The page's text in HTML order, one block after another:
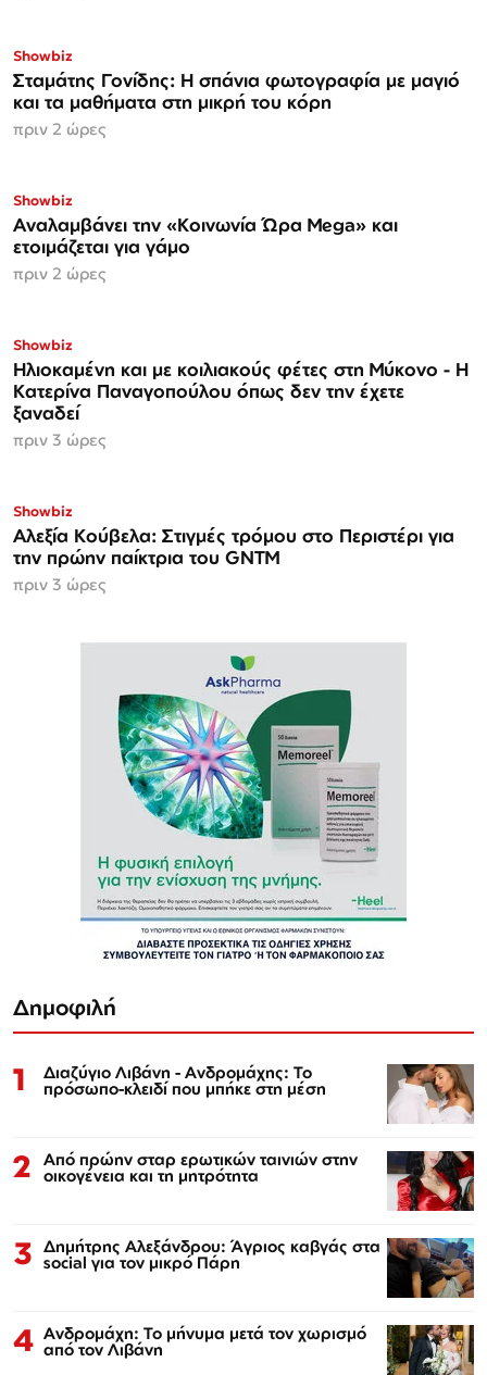
Showbiz
Σταμάτης Γονίδης: Η σπάνια φωτογραφία με μαγιό
και τα μαθήματα στη μικρή του κόρη
πριν 2 ώρες
Showbiz
Αναλαμβάνει την «Κοινωνία Ώρα Mega» και
ετοιμάζεται για γάμο
πριν 2 ώρες
Showbiz
Ηλιοκαμένη και με κοιλιακούς φέτες στη Μύκονο - Η
Κατερίνα Παναγοπούλου όπως δεν την έχετε
ξαναδεί
πριν 3 ώρες
Showbiz
Αλεξία Κούβελα: Στιγμές τρόμου στο Περιστέρι για
την πρώην παίκτρια του GNTM
πριν 3 ώρες
Δημοφιλή
1 Διαζύγιο Λιβάνη - Ανδρομάχης: Το
πρόσωπο-κλειδί που μπήκε στη μέση
2 Από πρώην σταρ ερωτικών ταινιών στην
οικογένεια και τη μητρότητα
3 Δημήτρης Αλεξάνδρου: Άγριος καβγάς στα
social για τον μικρό Πάρη
4 Ανδρομάχη: Το μήνυμα μετά τον χωρισμό
από τον Λιβάνη